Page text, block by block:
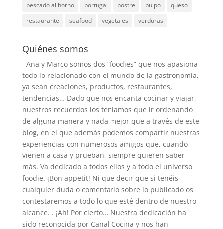
pescado al horno
portugal postre pulpo
queso
restaurante
seafood vegetales verduras
Quiénes somos
Ana y Marco somos dos “foodies” que nos apasiona
todo lo relacionado con el mundo de la gastronomía,
ya sean creaciones, productos, restaurantes,
tendencias… Dado que nos encanta cocinar y viajar,
nuestros recuerdos los teníamos que ir ordenando
de alguna manera y nada mejor que a través de este
blog, en el que además podemos compartir nuestras
experiencias con numerosos amigos que, cuando
vienen a casa y prueban, siempre quieren saber
más. Va dedicado a todos ellos y a todo el universo
foodie. ¡Bon appetit! Ni que decir que si tenéis
cualquier duda o comentario sobre lo publicado os
contestaremos a todo lo que esté dentro de nuestro
alcance. . ¡Ah! Por cierto... Nuestra dedicación ha
sido reconocida por Canal Cocina y nos han